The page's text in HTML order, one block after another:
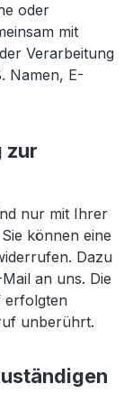
oder
mit
Verarbeitung
Namen, E-
zur
nur mit Ihrer
können eine
Dazu
an uns. Die
erfolgten
unberührt.